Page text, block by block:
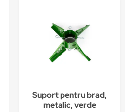
Suport pentru brad,
metalic, verde